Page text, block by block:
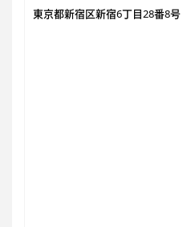
東京都新宿区新宿6丁目28番8号